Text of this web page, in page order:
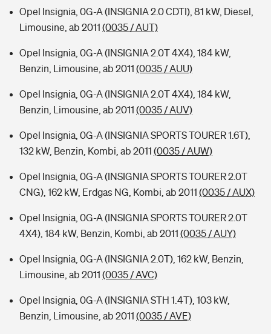
Opel Insignia, 0G-A (INSIGNIA 2.0 CDTI), 81 kW, Diesel,
Limousine, ab 2011 (0035 / AUT)
Opel Insignia, 0G-A (INSIGNIA 2.0T 4X4), 184 kW,
Benzin, Limousine, ab 2011 (0035 / AUU)
Opel Insignia, 0G-A (INSIGNIA 2.0T 4X4), 184 kW,
Benzin, Limousine, ab 2011 (0035 / AUV)
Opel Insignia, 0G-A (INSIGNIA SPORTS TOURER 1.6T),
132 kW, Benzin, Kombi, ab 2011 (0035 / AUW)
Opel Insignia, 0G-A (INSIGNIA SPORTS TOURER 2.0T
CNG), 162 kW, Erdgas NG, Kombi, ab 2011 (0035 / AUX)
Opel Insignia, 0G-A (INSIGNIA SPORTS TOURER 2.0T
4X4), 184 kW, Benzin, Kombi, ab 2011 (0035 / AUY)
Opel Insignia, 0G-A (INSIGNIA 2.0T), 162 kW, Benzin,
Limousine, ab 2011 (0035 / AVC)
Opel Insignia, 0G-A (INSIGNIA STH 1.4T), 103 kW,
Benzin, Limousine, ab 2011 (0035 / AVE)